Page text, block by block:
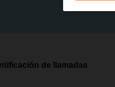
de llamadas